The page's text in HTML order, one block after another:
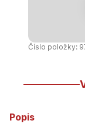
Číslo položky:
Popis